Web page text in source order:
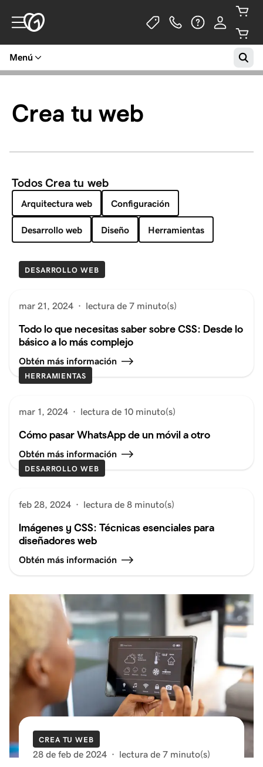
Menú
Crea tu web
Todos Crea tu web
Arquitectura web Configuración
Desarrollo web Diseño Herramientas
DESARROLLO WEB
mar 21, 2024 · lectura de 7 minuto(s)
Todo lo que necesitas saber sobre CSS: Desde lo
básico a lo más complejo
Obtén más información
HERRAMIENTAS
mar 1, 2024 · lectura de 10 minuto(s)
Cómo pasar WhatsApp de un móvil a otro
Obtén más información
DESARROLLO WEB
feb 28, 2024 · lectura de 8 minuto(s)
Imágenes y CSS: Técnicas esenciales para
diseñadores web
Obtén más información
CREA TU WEB
28 de feb de 2024 · lectura de 7 minuto(s)